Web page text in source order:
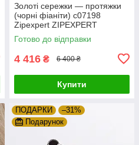
Золоті сережки — протяжки
(чорні фіаніти) с07198
Zipexpert ZIPEXPERT
Готово до відправки
4 416 ₴ 6 400 ₴
Купити
ПОДАРКИ
–31%
Подарунок